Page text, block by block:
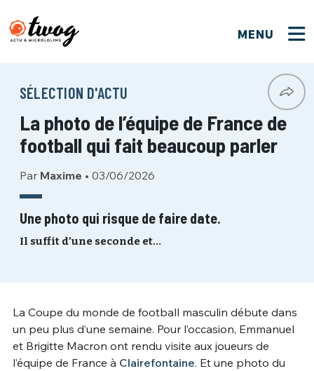
MENU
SÉLECTION D'ACTU
La photo de l’équipe de France de
football qui fait beaucoup parler
Par Maxime • 03/06/2026
Une photo qui risque de faire date.
Il suffit d’une seconde et…
La Coupe du monde de football masculin débute dans
un peu plus d’une semaine. Pour l’occasion, Emmanuel
et Brigitte Macron ont rendu visite aux joueurs de
l’équipe de France à Clairefontaine. Et une photo du
Bienvenue !
PSEUDO*
EMAIL*
PASSWORD*
Connexion
PSEUDO
MOT DE PASSE
CONNEXION
VOTRE PARTICIPATION
Que souhaitez-vous proposer ?
Quelques tweets
C'EST PARTI
Ma propre sélection
Un Thread